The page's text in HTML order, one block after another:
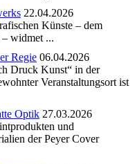
22.04.2026
Künste – dem
widmet ...
Regie 06.04.2026
Druck Kunst“ in der
Veranstaltungsort ist
Optik 27.03.2026
und
der Peyer Cover